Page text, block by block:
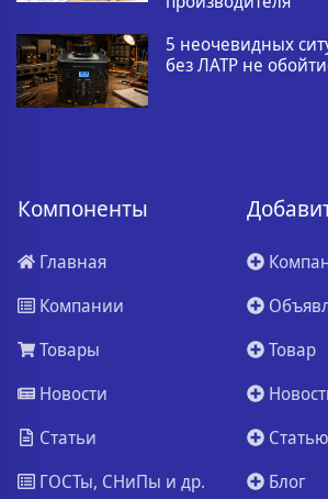
5 неочевидных
без ЛАТР не
Компоненты
Главная
Компании
Товары
Новости
Статьи
ГОСТы, СНиПы и др.
Товар
Статью
Блог